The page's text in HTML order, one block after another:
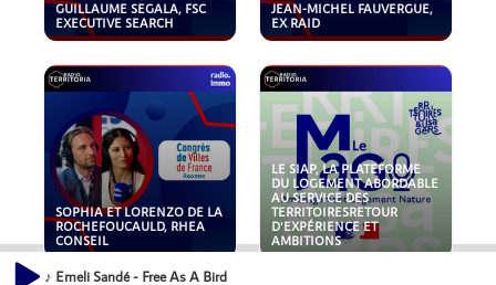
GUILLAUME SEGALA, FSC
EXECUTIVE SEARCH
JEAN-MICHEL FAUVERGUE,
EX RAID
SOPHIA ET LORENZO DE LA
ROCHEFOUCAULD, RHEA
CONSEIL
LE SIAP, LA PLATEFORME
DU LOGEMENT ABORDABLE
AU SERVICE DES
TERRITOIRESRETOUR
D'EXPÉRIENCE ET
AMBITIONS
♪ Emeli Sandé - Free As A Bird